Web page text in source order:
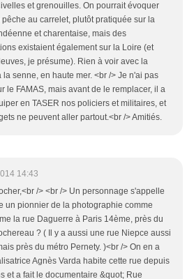
et grenouilles. On pourrait évoquer
au carrelet, plutôt pratiquée sur la
et charentaise, mais des
existaient également sur la Loire (et
je présume). Rien à voir avec la
la senne, en haute mer. <br /> Je n'ai pas
le FAMAS, mais avant de le remplacer, il a
en TASER nos policiers et militaires, et
ne peuvent aller partout.<br /> Amitiés.
14:43
/> <br /> Un personnage s'appelle
un pionnier de la photographie comme
la rue Daguerre à Paris 14ème, près du
? ( Il y a aussi une rue Niepce aussi
près du métro Pernety. )<br /> On en a
Agnès Varda habite cette rue depuis
et a fait le documentaire &quot; Rue